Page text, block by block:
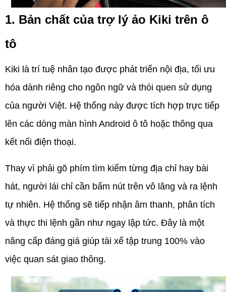
1. Bản chất của trợ lý ảo Kiki trên ô
tô
Kiki là trí tuệ nhân tạo được phát triển nội địa, tối ưu
hóa dành riêng cho ngôn ngữ và thói quen sử dụng
của người Việt. Hệ thống này được tích hợp trực tiếp
lên các dòng màn hình Android ô tô hoặc thông qua
kết nối điện thoại.
Thay vì phải gõ phím tìm kiếm từng địa chỉ hay bài
hát, người lái chỉ cần bấm nút trên vô lăng và ra lệnh
tự nhiên. Hệ thống sẽ tiếp nhận âm thanh, phân tích
và thực thi lệnh gần như ngay lập tức. Đây là một
nâng cấp đáng giá giúp tài xế tập trung 100% vào
việc quan sát giao thông.